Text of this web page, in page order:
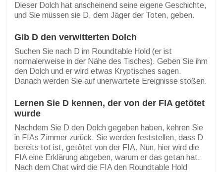
Dieser Dolch hat anscheinend seine eigene Geschichte,
und Sie müssen sie D, dem Jäger der Toten, geben.
Gib D den verwitterten Dolch
Suchen Sie nach D im Roundtable Hold (er ist
normalerweise in der Nähe des Tisches). Geben Sie ihm
den Dolch und er wird etwas Kryptisches sagen.
Danach werden Sie auf unerwartete Ereignisse stoßen.
Lernen Sie D kennen, der von der FIA getötet
wurde
Nachdem Sie D den Dolch gegeben haben, kehren Sie
in FIAs Zimmer zurück. Sie werden feststellen, dass D
bereits tot ist, getötet von der FIA. Nun, hier wird die
FIA eine Erklärung abgeben, warum er das getan hat.
Nach dem Chat wird die FIA den Roundtable Hold